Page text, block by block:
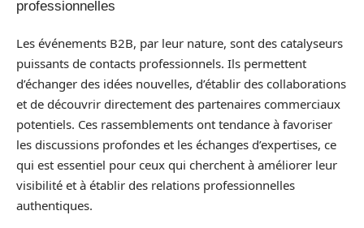
professionnelles
Les événements B2B, par leur nature, sont des catalyseurs
puissants de contacts professionnels. Ils permettent
d’échanger des idées nouvelles, d’établir des collaborations
et de découvrir directement des partenaires commerciaux
potentiels. Ces rassemblements ont tendance à favoriser
les discussions profondes et les échanges d’expertises, ce
qui est essentiel pour ceux qui cherchent à améliorer leur
visibilité et à établir des relations professionnelles
authentiques.